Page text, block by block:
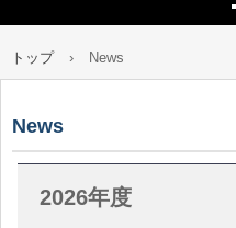
TEL.0761-41-6700
〒923-8511 石川県小松市四丁町ヌ1番
トップ › News
News
2026年度